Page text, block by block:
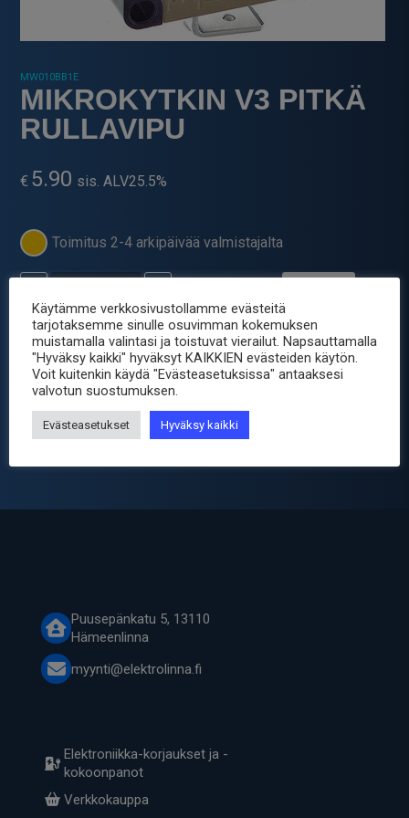
MW010BB1E
MIKROKYTKIN V3 PITKÄ
RULLAVIPU
€ 5.90 sis. ALV25.5%
Toimitus 2-4 arkipäivää valmistajalta
-
MIKROKYTKIN
V3
PITKÄ
RULLAVIPU
määrä
+
Tuotetunnus (SKU):MW010BB1E
Osastot:Kytkimet,Mikrokytkimet,Sähkömekaniikka
Avainsana tuotteelle kytkin
Tuotetiedot
Puusepänkatu 5, 13110
Hämeenlinna
myynti@elektrolinna.fi
Elektroniikka-korjaukset ja -
kokoonpanot
Verkkokauppa
Käytämme verkkosivustollamme evästeitä
tarjotaksemme sinulle osuvimman kokemuksen
muistamalla valintasi ja toistuvat vierailut. Napsauttamalla
"Hyväksy kaikki" hyväksyt KAIKKIEN evästeiden käytön.
Voit kuitenkin käydä "Evästeasetuksissa" antaaksesi
valvotun suostumuksen.
Evästeasetukset Hyväksy kaikki